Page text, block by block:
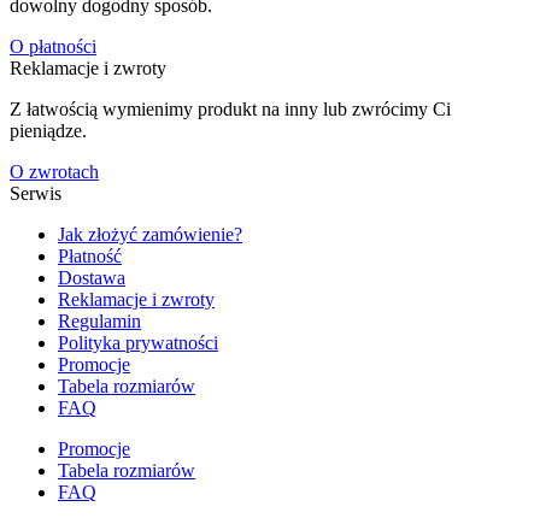
dowolny dogodny sposób.
O płatności
Reklamacje i zwroty
Z łatwością wymienimy produkt na inny lub zwrócimy Ci
pieniądze.
O zwrotach
Serwis
Jak złożyć zamówienie?
Płatność
Dostawa
Reklamacje i zwroty
Regulamin
Polityka prywatności
Promocje
Tabela rozmiarów
FAQ
Promocje
Tabela rozmiarów
FAQ